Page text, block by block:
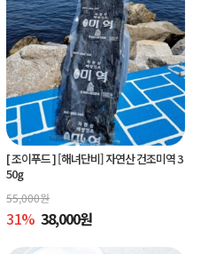
[ 조이푸드 ][해녀단비] 자연산 건조미역 3
50g
55,000원
31% 38,000원